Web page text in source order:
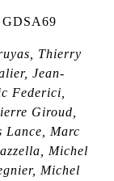
GDSA69
Thierry
Jean-
Federici,
Giroud,
Lance, Marc
Michel
Michel